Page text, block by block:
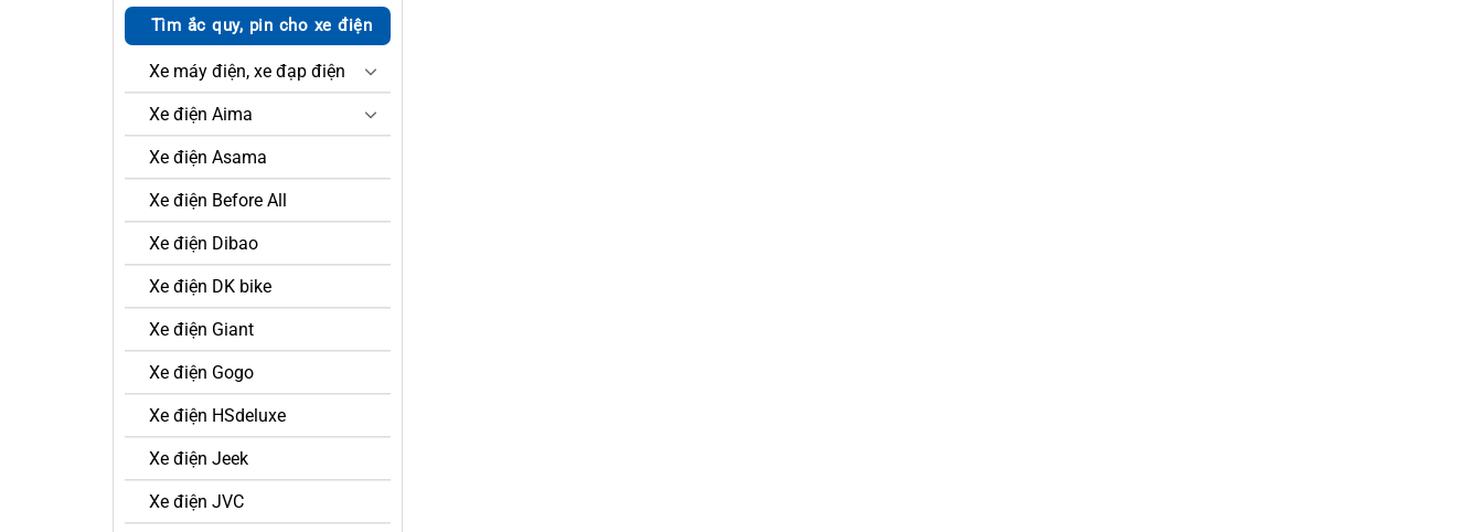
Tìm ắc quy, pin cho xe điện
Xe máy điện, xe đạp điện
Xe điện Aima
Xe điện Asama
Xe điện Before All
Xe điện Dibao
Xe điện DK bike
Xe điện Giant
Xe điện Gogo
Xe điện HSdeluxe
Xe điện Jeek
Xe điện JVC